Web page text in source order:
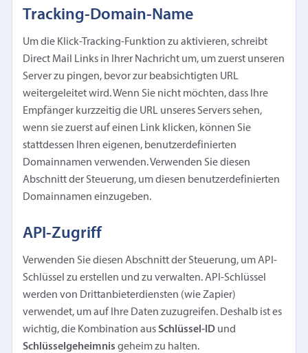
Tracking-Domain-Name
Um die Klick-Tracking-Funktion zu aktivieren, schreibt
Direct Mail Links in Ihrer Nachricht um, um zuerst unseren
Server zu pingen, bevor zur beabsichtigten URL
weitergeleitet wird. Wenn Sie nicht möchten, dass Ihre
Empfänger kurzzeitig die URL unseres Servers sehen,
wenn sie zuerst auf einen Link klicken, können Sie
stattdessen Ihren eigenen, benutzerdefinierten
Domainnamen verwenden. Verwenden Sie diesen
Abschnitt der Steuerung, um diesen benutzerdefinierten
Domainnamen einzugeben.
API-Zugriff
Verwenden Sie diesen Abschnitt der Steuerung, um API-
Schlüssel zu erstellen und zu verwalten. API-Schlüssel
werden von Drittanbieterdiensten (wie Zapier)
verwendet, um auf Ihre Daten zuzugreifen. Deshalb ist es
wichtig, die Kombination aus Schlüssel-ID und
Schlüsselgeheimnis geheim zu halten.